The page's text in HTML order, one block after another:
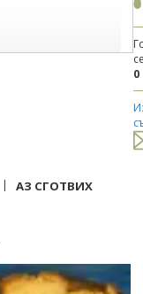
0
| АЗ СГОТВИХ